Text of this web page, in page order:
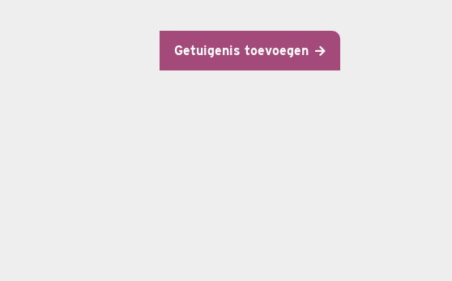
Getuigenis toevoegen